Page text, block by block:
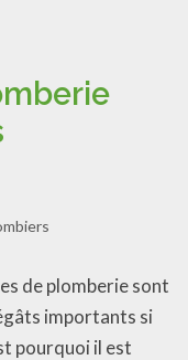
de plomberie sont
importants si
pourquoi il est